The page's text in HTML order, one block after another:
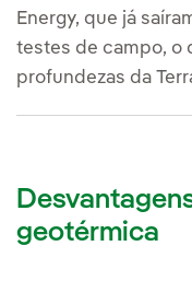
Energy, que já
testes de campo, o
profundezas da
geotérmica